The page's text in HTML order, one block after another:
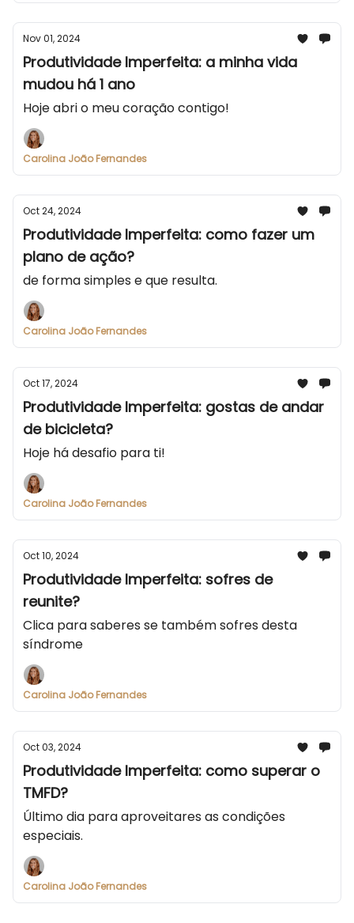
Nov 01, 2024
Produtividade Imperfeita: a minha vida
mudou há 1 ano
Hoje abri o meu coração contigo!
Carolina João Fernandes
Oct 24, 2024
Produtividade Imperfeita: como fazer um
plano de ação?
de forma simples e que resulta.
Carolina João Fernandes
Oct 17, 2024
Produtividade Imperfeita: gostas de andar
de bicicleta?
Hoje há desafio para ti!
Carolina João Fernandes
Oct 10, 2024
Produtividade Imperfeita: sofres de
reunite?
Clica para saberes se também sofres desta
síndrome
Carolina João Fernandes
Oct 03, 2024
Produtividade Imperfeita: como superar o
TMFD?
Último dia para aproveitares as condições
especiais.
Carolina João Fernandes